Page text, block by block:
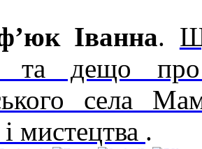
Іванна.
та дещо
села
мистецтва .